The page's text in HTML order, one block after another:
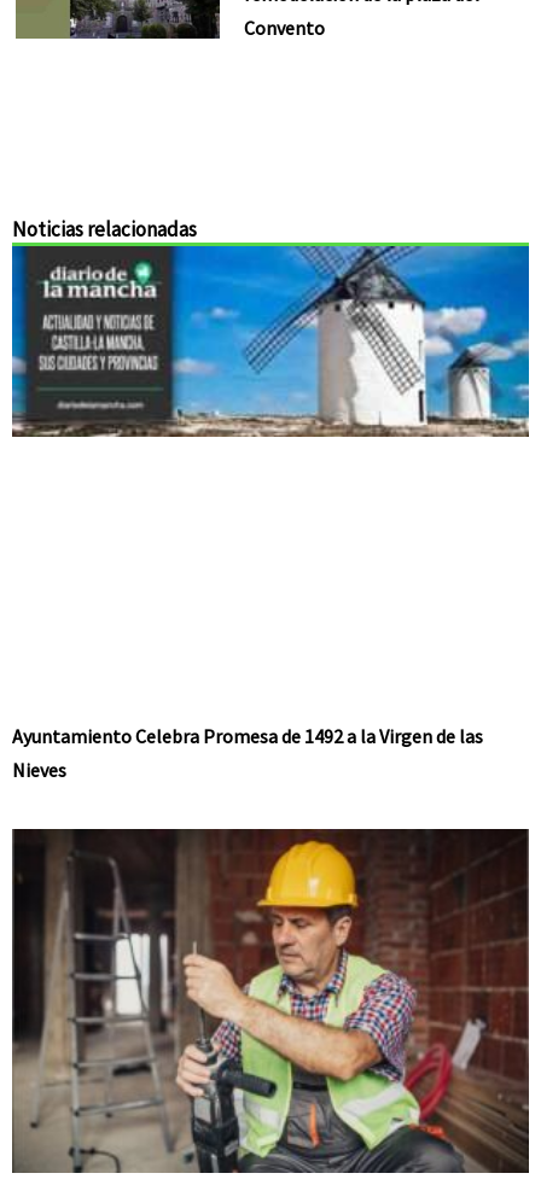
Convento
Noticias relacionadas
Ayuntamiento Celebra Promesa de 1492 a la Virgen de las
Nieves